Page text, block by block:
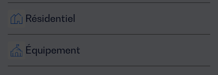
Résidentiel
Équipement